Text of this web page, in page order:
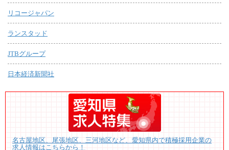
リコージャパン
ランスタッド
JTBグループ
日本経済新聞社
名古屋地区、尾張地区、三河地区など、愛知県内で積極採用企業の
求人情報はこちらから！